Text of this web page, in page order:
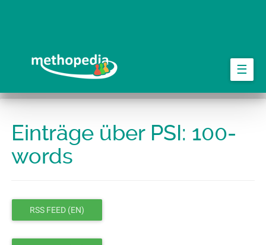
☰
Einträge über PSI: 100-
words
RSS FEED (EN)